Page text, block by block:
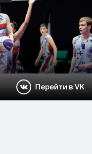
Перейти в VK